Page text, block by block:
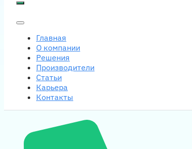
Главная
О компании
Решения
Производители
Статьи
Карьера
Контакты